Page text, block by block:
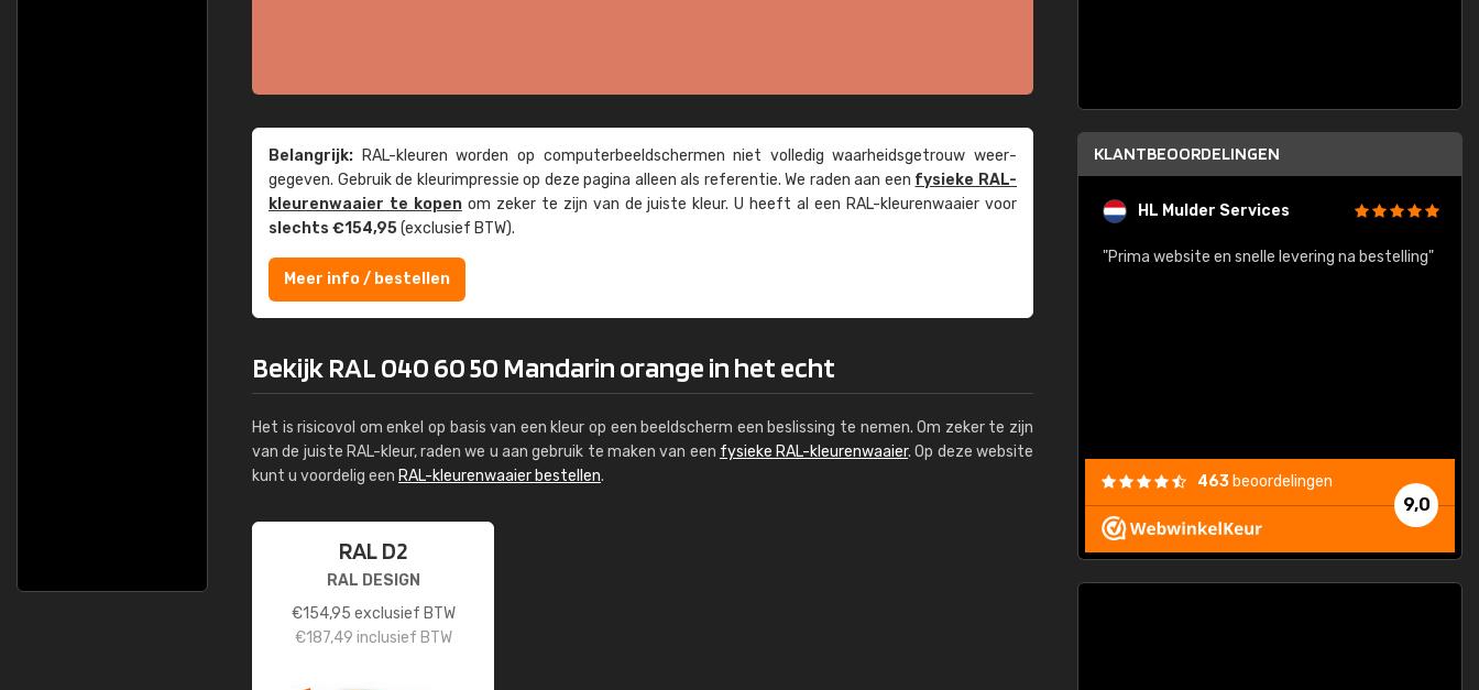
Belangrijk: RAL-kleuren worden op computer­beeld­schermen niet volledig waarheids­­getrouw weer­
gegeven. Gebruik de kleur­impressie op deze pagina alleen als referentie. We raden aan een fysieke RAL-
kleuren­waaier te kopenom zeker te zijn van de juiste kleur. U heeft al een RAL-kleuren­waaier voor
slechts €154,95(exclusief BTW).
Meer info / bestellen
Bekijk RAL 040 60 50 Mandarin orange in het echt
Het is risicovol om enkel op basis van een kleur op een beeldscherm een beslissing te nemen. Om zeker te zijn
van de juiste RAL-kleur, raden we u aan gebruik te maken van een fysieke RAL-kleurenwaaier. Op deze website
kunt u voordelig een RAL-kleurenwaaier bestellen.
RAL D2
RAL DESIGN
€154,95 exclusief BTW
€187,49 inclusief BTW
KLANTBEOORDELINGEN
Kambier BV HL Mulder Services
"Prima website en snelle levering na bestelling"
9,0
463 beoordelingen